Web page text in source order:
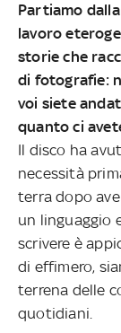
Partiamo
lavoro
storie che
di fotografie:
voi siete
quanto ci
Il disco ha
necessità
terra dopo
un linguaggio
scrivere è
di effimero,
terrena delle
quotidiani.